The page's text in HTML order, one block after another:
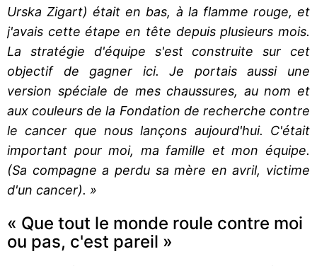
Urska Zigart) était en bas, à la flamme rouge, et
j'avais cette étape en tête depuis plusieurs mois.
La stratégie d'équipe s'est construite sur cet
objectif de gagner ici. Je portais aussi une
version spéciale de mes chaussures, au nom et
aux couleurs de la Fondation de recherche contre
le cancer que nous lançons aujourd'hui. C'était
important pour moi, ma famille et mon équipe.
(Sa compagne a perdu sa mère en avril, victime
d'un cancer). »
« Que tout le monde roule contre moi
ou pas, c'est pareil »